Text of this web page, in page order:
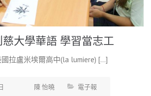
大學華語 學習當志工
拉盧米埃爾高中(la lumiere) […]
陳 怡曉 電子報